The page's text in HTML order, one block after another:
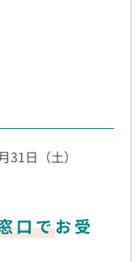
日（土）
口でお受